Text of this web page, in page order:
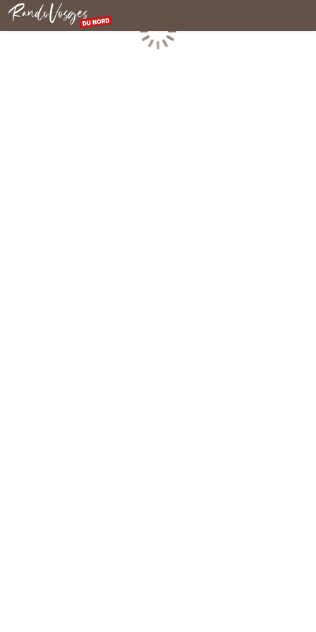
Nordvogesen
Laden